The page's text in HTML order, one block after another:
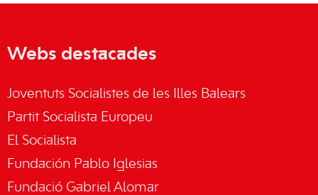
Webs destacades
Joventuts Socialistes de les Illes Balears
Partit Socialista Europeu
El Socialista
Fundación Pablo Iglesias
Fundació Gabriel Alomar